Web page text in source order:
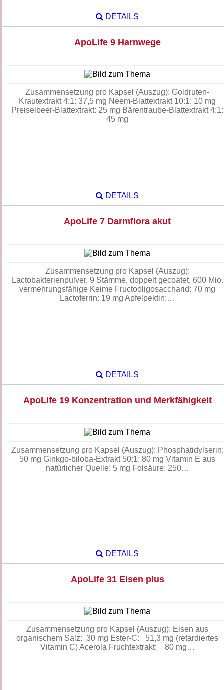
DETAILS
ApoLife 9 Harnwege
Zusammensetzung pro Kapsel (Auszug): Goldruten-
Krautextrakt 4:1: 37,5 mg Neem-Blattextrakt 10:1: 10 mg
Preiselbeer-Blattextrakt: 25 mg Bärentraube-Blattextrakt 4:1:
45 mg
DETAILS
ApoLife 7 Darmflora akut
Zusammensetzung pro Kapsel (Auszug):
Lactobakterienpulver, 9 Stämme, doppelt gecoatet, 600 Mio.
vermehrungsfähige Keime Fructooligosaccharid: 70 mg
Lactoferrin: 19 mg Apfelpektin:…
DETAILS
ApoLife 19 Konzentration und Merkfähigkeit
Zusammensetzung pro Kapsel (Auszug): Phosphatidylserin:
50 mg Ginkgo-biloba-Extrakt 50:1: 80 mg Vitamin E aus
natürlicher Quelle: 5 mg Folsäure: 250…
DETAILS
ApoLife 31 Eisen plus
Zusammensetzung pro Kapsel (Auszug): Eisen aus
organischem Salz: 30 mg Ester-C: 51,3 mg (retardiertes
Vitamin C) Acerola Fruchtextrakt: 80 mg…